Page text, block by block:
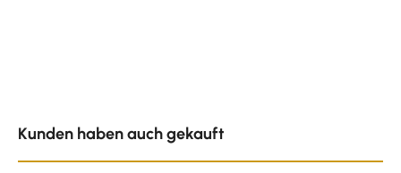
Kunden haben auch gekauft